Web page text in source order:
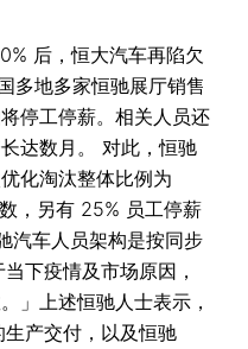
后，恒大汽车再陷欠
多地多家恒驰展厅销售
停工停薪。相关人员还
达数月。 对此，恒驰
化淘汰整体比例为
，另有 25% 员工停薪
汽车人员架构是按同步
下疫情及市场原因，
」上述恒驰人士表示，
产交付，以及恒驰